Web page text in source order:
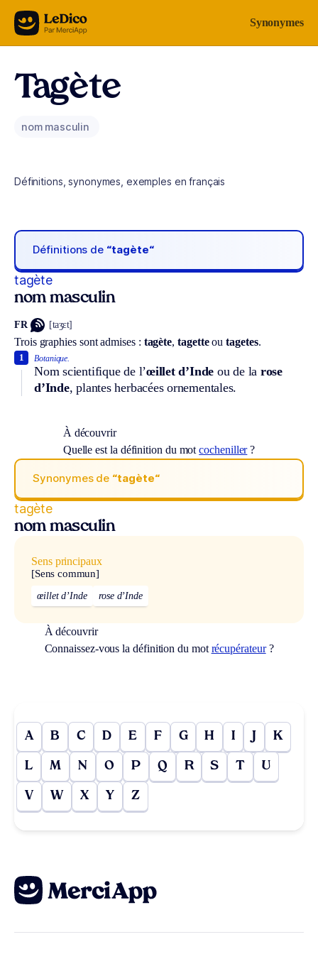
Aller au contenu Synonymes
Tagète
nom masculin
Définitions, synonymes, exemples en français
Définitions de “tagète“
tagète
nom masculin
FR [taʒɛt]
Trois graphies sont admises : tagète, tagetteoutagetes.
Botanique.
Nom scientifique de l’œillet d’Inde ou de la rose
d’Inde, plantes herbacées ornementales.
1
À découvrir
Quelle est la définition du motcocheniller?
Synonymes de “tagète“
tagète
nom masculin
Sens principaux
[Sens commun]
œillet d’Inde rose d’Inde
À découvrir
Connaissez-vous la définition du mot récupérateur?
A B C D E F G H I J K
L M N O P Q R S T U
V W X Y Z